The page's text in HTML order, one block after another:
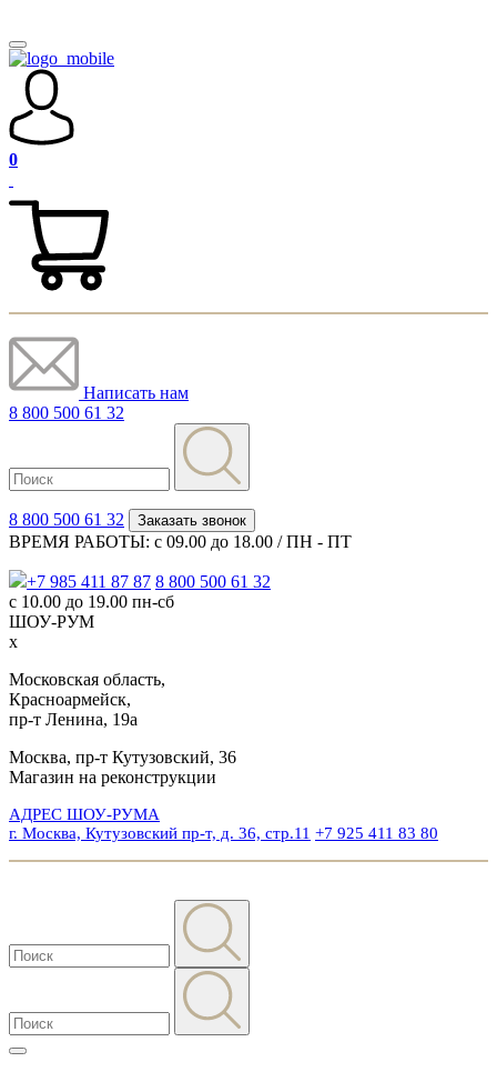
0
Написать нам
8 800 500 61 32
8 800 500 61 32 Заказать звонок
ВРЕМЯ РАБОТЫ: с 09.00 до 18.00 / ПН - ПТ
+7 985 411 87 87 8 800 500 61 32
с 10.00 до 19.00 пн-сб
ШОУ-РУМ
x
Московская область,
Красноармейск,
пр-т Ленина, 19а
Москва, пр-т Кутузовский, 36
Магазин на реконструкции
АДРЕС ШОУ-РУМА
г. Москва, Кутузовский пр-т, д. 36, стр.11 +7 925 411 83 80